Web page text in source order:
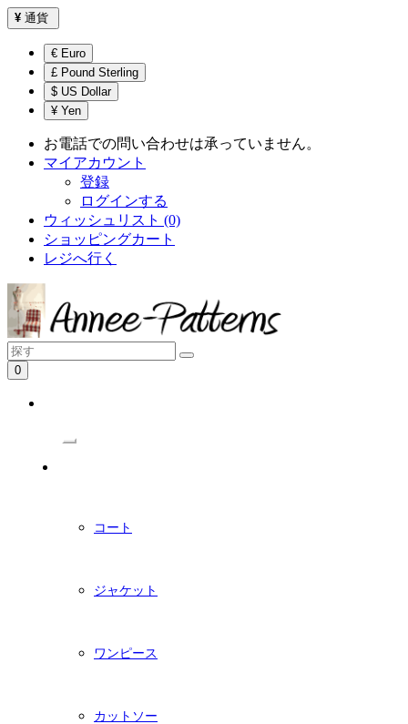
¥ 通貨
€ Euro
£ Pound Sterling
$ US Dollar
¥ Yen
お電話での問い合わせは承っていません。
マイアカウント
登録
ログインする
ウィッシュリスト (0)
ショッピングカート
レジへ行く
0
コート
ジャケット
ワンピース
カットソー